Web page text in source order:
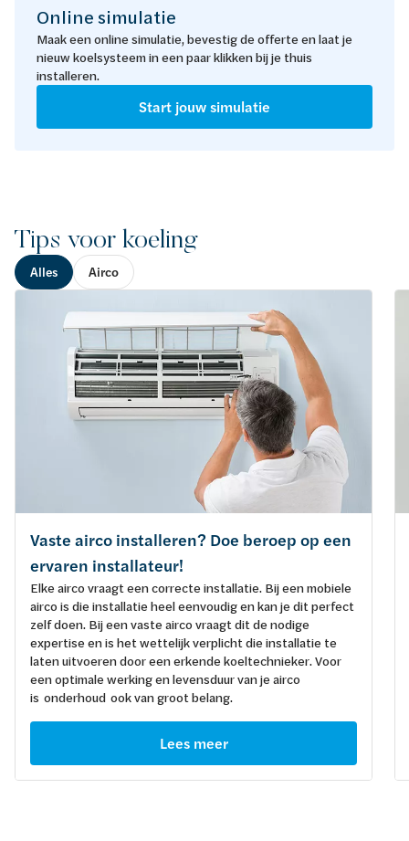
Online simulatie
Maak een online simulatie, bevestig de offerte en laat je
nieuw koelsysteem in een paar klikken bij je thuis
installeren.
Start jouw simulatie
Tips voor koeling
Alles Airco
Vaste airco installeren? Doe beroep op een
ervaren installateur!
Elke airco vraagt een correcte installatie. Bij een mobiele
airco is die installatie heel eenvoudig en kan je dit perfect
zelf doen. Bij een vaste airco vraagt dit de nodige
expertise en is het wettelijk verplicht die installatie te
laten uitvoeren door een erkende koeltechnieker. Voor
een optimale werking en levensduur van je airco
is onderhoud ook van groot belang.
Lees meer